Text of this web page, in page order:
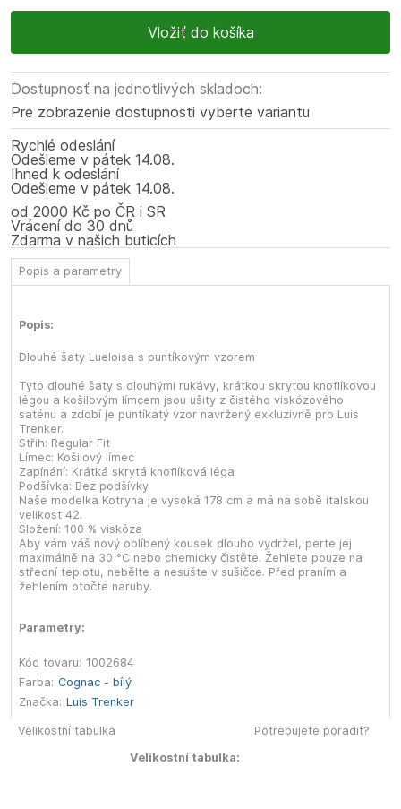
Dostupnosť na jednotlivých skladoch:
Pre zobrazenie dostupnosti vyberte variantu
Rychlé odeslání
Odešleme v pátek 14.08.
Ihned k odeslání
Odešleme v pátek 14.08.
od 2000 Kč po ČR i SR
Vrácení do 30 dnů
Zdarma v našich buticích
Popis a parametry
Popis:
Dlouhé šaty Lueloisa s puntíkovým vzorem
Tyto dlouhé šaty s dlouhými rukávy, krátkou skrytou knoflíkovou
légou a košilovým límcem jsou ušity z čistého viskózového
saténu a zdobí je puntíkatý vzor navržený exkluzivně pro Luis
Trenker.
Střih: Regular Fit
Límec: Košilový límec
Zapínání: Krátká skrytá knoflíková léga
Podšívka: Bez podšívky
Naše modelka Kotryna je vysoká 178 cm a má na sobě italskou
velikost 42.
Složení: 100 % viskóza
Aby vám váš nový oblíbený kousek dlouho vydržel, perte jej
maximálně na 30 °C nebo chemicky čistěte. Žehlete pouze na
střední teplotu, nebělte a nesušte v sušičce. Před praním a
žehlením otočte naruby.
Parametry:
Kód tovaru: 1002684
Farba: Cognac - bílý
Značka: Luis Trenker
Velikostní tabulka
Velikostní tabulka:
Potrebujete poradiť?